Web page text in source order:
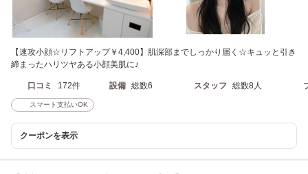
【速攻小顔☆リフトアップ￥4,400】肌深部までしっかり届く☆キュッと引き
締まったハリツヤある小顔美肌に♪
口コミ 172件 設備 総数6 スタッフ 総数8人
スマート支払いOK
クーポンを表示